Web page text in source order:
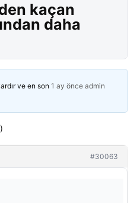
kaçan
daha
ve en son 1 ay önce admin
#30063